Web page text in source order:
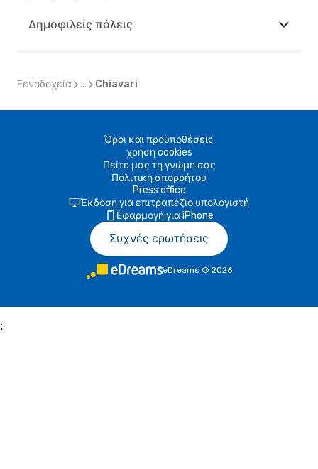
Δημοφιλείς πόλεις
Ξενοδοχεία ... Chiavari
Όροι και προϋποθέσεις
χρήση cookies
Πείτε μας τη γνώμη σας
Πολιτική απορρήτου
Press office
Έκδοση για επιτραπέζιο υπολογιστή
Εφαρμογή για iPhone
Συχνές ερωτήσεις
eDreams © 2026
;